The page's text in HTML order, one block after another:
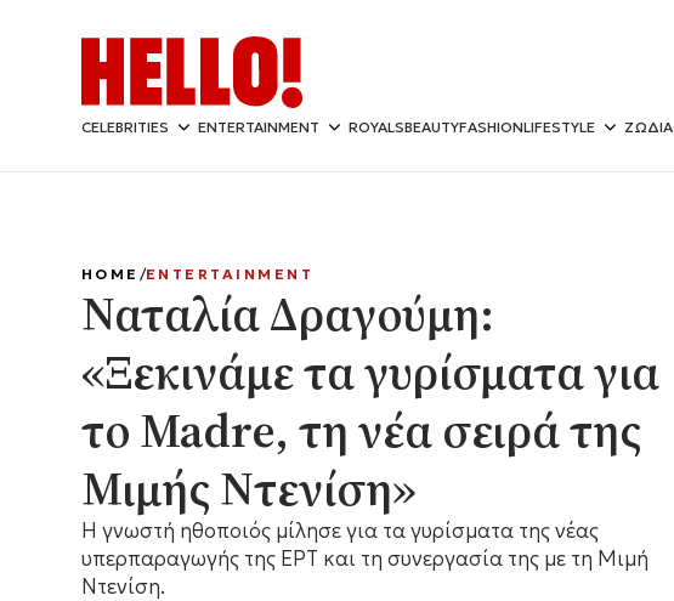
CELEBRITIES ENTERTAINMENT ROYALSBEAUTYFASHIONLIFESTYLE ΖΩΔΙΑ
HOME ENTERTAINMENT
Ναταλία Δραγούμη:
«Ξεκινάμε τα γυρίσματα για
το Madre, τη νέα σειρά της
Μιμής Ντενίση»
Η γνωστή ηθοποιός μίλησε για τα γυρίσματα της νέας
υπερπαραγωγής της ΕΡΤ και τη συνεργασία της με τη Μιμή
Ντενίση.